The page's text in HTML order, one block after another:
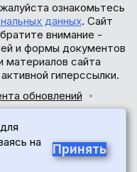
ознакомьтесь
данных. Сайт
внимание -
и формы документов
сайта
гиперссылки.
обновлений
на
Принять